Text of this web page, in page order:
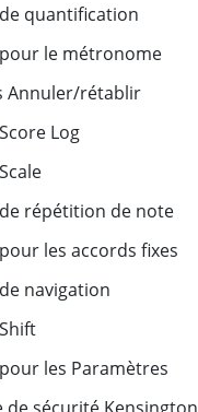
quantification
pour le métronome
Annuler/rétablir
Log
répétition de note
les accords fixes
navigation
les Paramètres